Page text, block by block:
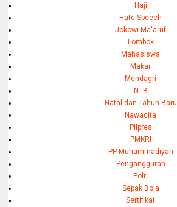
Haji
Hate Speech
Jokowi-Ma'aruf
Lombok
Mahasiswa
Makar
Mendagri
NTB
Natal dan Tahun Baru
Nawacita
PIlpres
PMKRI
PP Muhammadiyah
Pengangguran
Polri
Sepak Bola
Sertifikat